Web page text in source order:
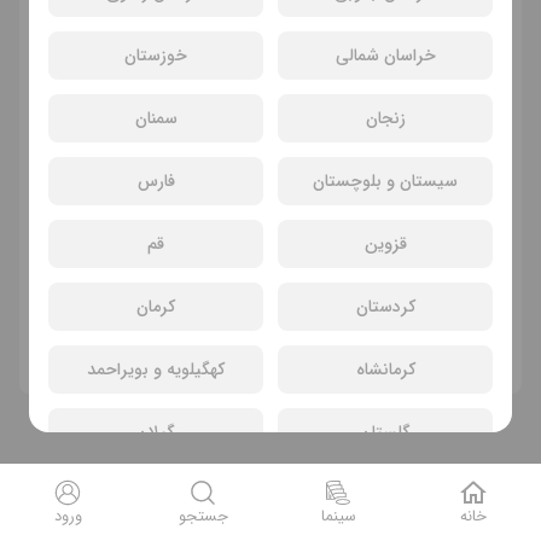
خراسان شمالی خوزستان
زنجان سمنان
سیستان و بلوچستان فارس
قزوین قم
کردستان کرمان
کرمانشاه کهگیلویه و بویراحمد
گلستان گیلان
خانه سینما جستجو ورود